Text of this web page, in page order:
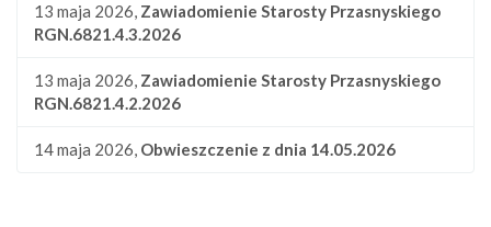
13 maja 2026, Zawiadomienie Starosty Przasnyskiego
RGN.6821.4.3.2026
13 maja 2026, Zawiadomienie Starosty Przasnyskiego
RGN.6821.4.2.2026
14 maja 2026, Obwieszczenie z dnia 14.05.2026